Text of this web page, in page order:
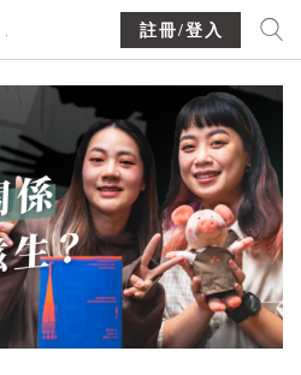
註冊/登入